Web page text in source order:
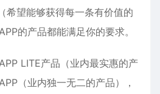
希望能够获得每一条有价值的
的产品都能满足你的要求。
LITE产品（业内最实惠的产
（业内独一无二的产品），